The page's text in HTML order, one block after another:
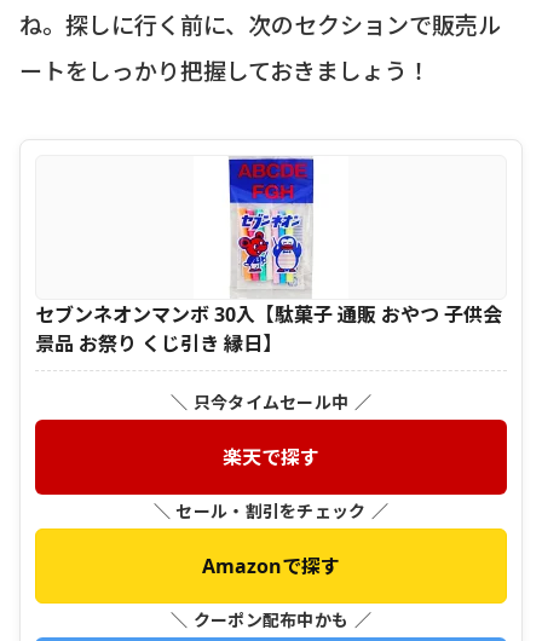
ね。探しに行く前に、次のセクションで販売ル
ートをしっかり把握しておきましょう！
セブンネオンマンボ 30入【駄菓子 通販 おやつ 子供会
景品 お祭り くじ引き 縁日】
＼ 只今タイムセール中 ／
楽天で探す
＼ セール・割引をチェック ／
Amazonで探す
＼ クーポン配布中かも ／